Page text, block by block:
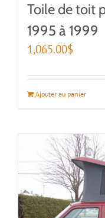
Toile de toit
1995 à 1999
1,065.00$
Ajouter au panier